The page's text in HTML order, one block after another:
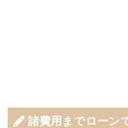
諸費用までローン